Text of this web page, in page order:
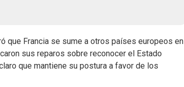
que Francia se sume a otros países europeos en
sus reparos sobre reconocer el Estado
que mantiene su postura a favor de los